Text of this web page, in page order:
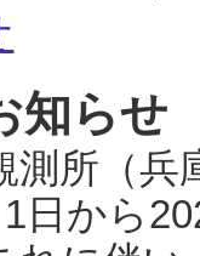
知らせ
測所（
日から